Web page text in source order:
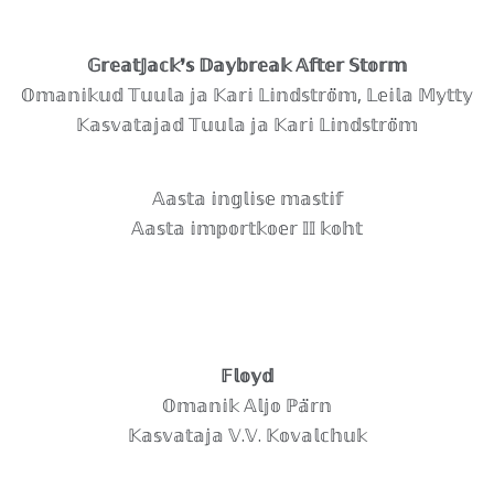
𝔾𝕣𝕖𝕒𝕥𝕁𝕒𝕔𝕜❜𝕤 𝔻𝕒𝕪𝕓𝕣𝕖𝕒𝕜 𝔸𝕗𝕥𝕖𝕣 𝕊𝕥𝕠𝕣𝕞
𝕆𝕞𝕒𝕟𝕚𝕜𝕦𝕕 𝕋𝕦𝕦𝕝𝕒 𝕛𝕒 𝕂𝕒𝕣𝕚 𝕃𝕚𝕟𝕕𝕤𝕥𝕣𝕠̈𝕞, 𝕃𝕖𝕚𝕝𝕒 𝕄𝕪𝕥𝕥𝕪
𝕂𝕒𝕤𝕧𝕒𝕥𝕒𝕛𝕒𝕕 𝕋𝕦𝕦𝕝𝕒 𝕛𝕒 𝕂𝕒𝕣𝕚 𝕃𝕚𝕟𝕕𝕤𝕥𝕣𝕠̈𝕞
𝔸𝕒𝕤𝕥𝕒 𝕚𝕟𝕘𝕝𝕚𝕤𝕖 𝕞𝕒𝕤𝕥𝕚𝕗
𝔸𝕒𝕤𝕥𝕒 𝕚𝕞𝕡𝕠𝕣𝕥𝕜𝕠𝕖𝕣 𝕀𝕀 𝕜𝕠𝕙𝕥
𝔽𝕝𝕠𝕪𝕕
𝕆𝕞𝕒𝕟𝕚𝕜 𝔸𝕝𝕛𝕠 ℙ𝕒̈𝕣𝕟
𝕂𝕒𝕤𝕧𝕒𝕥𝕒𝕛𝕒 𝕍.𝕍. 𝕂𝕠𝕧𝕒𝕝𝕔𝕙𝕦𝕜